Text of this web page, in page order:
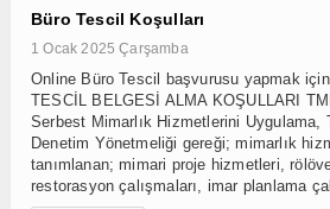
Büro Tescil Koşulları
1 Ocak 2025 Çarşamba
Online Büro Tescil başvurusu yapmak
TESCİL BELGESİ ALMA KOŞULLARI
Serbest Mimarlık Hizmetlerini Uygulama,
Denetim Yönetmeliği gereği; mimarlık
tanımlanan; mimari proje hizmetleri,
restorasyon çalışmaları, imar planlama